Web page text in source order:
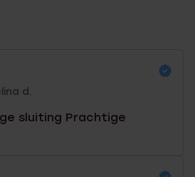
d.
sluiting Prachtige